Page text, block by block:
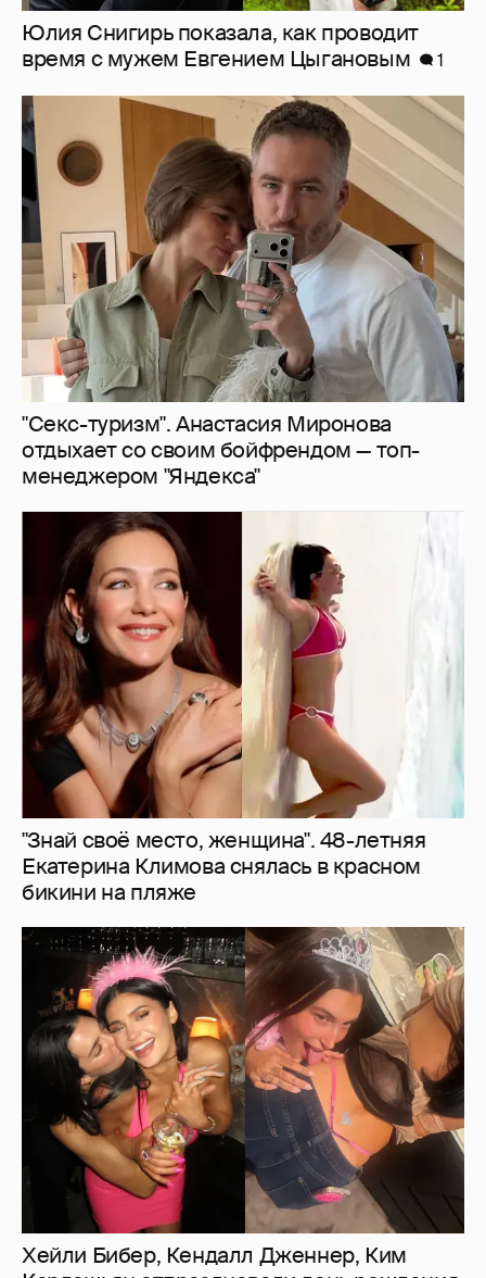
"Секс-туризм". Анастасия Миронова
отдыхает со своим бойфрендом — топ-
менеджером "Яндекса"
"Знай своё место, женщина". 48-летняя
Екатерина Климова снялась в красном
бикини на пляже
Хейли Бибер, Кендалл Дженнер, Ким
Кардашьян отпраздновали день рождения
Кайли Дженнер
1